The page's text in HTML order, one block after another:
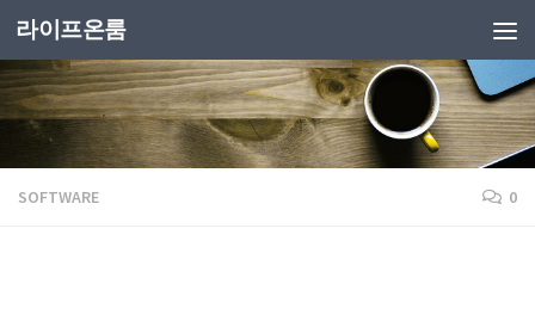
라이프온룸
SOFTWARE 0